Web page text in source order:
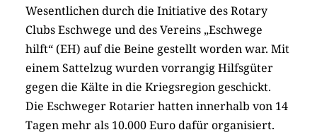
Wesentlichen durch die Initiative des Rotary
Clubs Eschwege und des Vereins „Eschwege
hilft“ (EH) auf die Beine gestellt worden war. Mit
einem Sattelzug wurden vorrangig Hilfsgüter
gegen die Kälte in die Kriegsregion geschickt.
Die Eschweger Rotarier hatten innerhalb von 14
Tagen mehr als 10.000 Euro dafür organisiert.